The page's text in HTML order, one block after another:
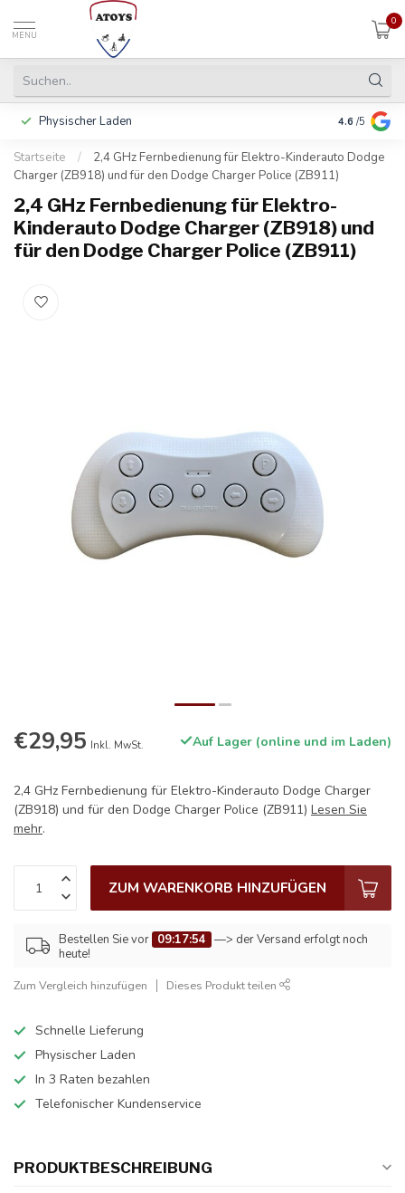
MENU
0
Physischer Laden In 3 Raten
4.6 /5
Startseite /
2,4 GHz Fernbedienung für Elektro-Kinderauto Dodge
Charger (ZB918) und für den Dodge Charger Police (ZB911)
2,4 GHz Fernbedienung für Elektro-
Kinderauto Dodge Charger (ZB918) und
für den Dodge Charger Police (ZB911)
€29,95 Inkl. MwSt. Auf Lager (online und im Laden)
2,4 GHz Fernbedienung für Elektro-Kinderauto Dodge Charger
(ZB918) und für den Dodge Charger Police (ZB911) Lesen Sie
mehr.
ZUM WARENKORB HINZUFÜGEN
Bestellen Sie vor 09:17:54 —> der Versand erfolgt noch
heute!
Zum Vergleich hinzufügen Dieses Produkt teilen
Schnelle Lieferung
Physischer Laden
In 3 Raten bezahlen
Telefonischer Kundenservice
PRODUKTBESCHREIBUNG